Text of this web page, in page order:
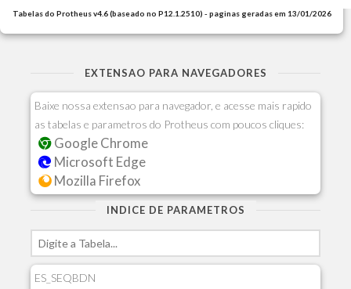
Tabelas do Protheus v4.6 (baseado no P12.1.2510) - paginas geradas em 13/01/2026
EXTENSAO PARA NAVEGADORES
Baixe nossa extensao para navegador, e acesse mais rapido
as tabelas e parametros do Protheus com poucos cliques:
Google Chrome
Microsoft Edge
Mozilla Firefox
INDICE DE PARAMETROS
ES_SEQBDN